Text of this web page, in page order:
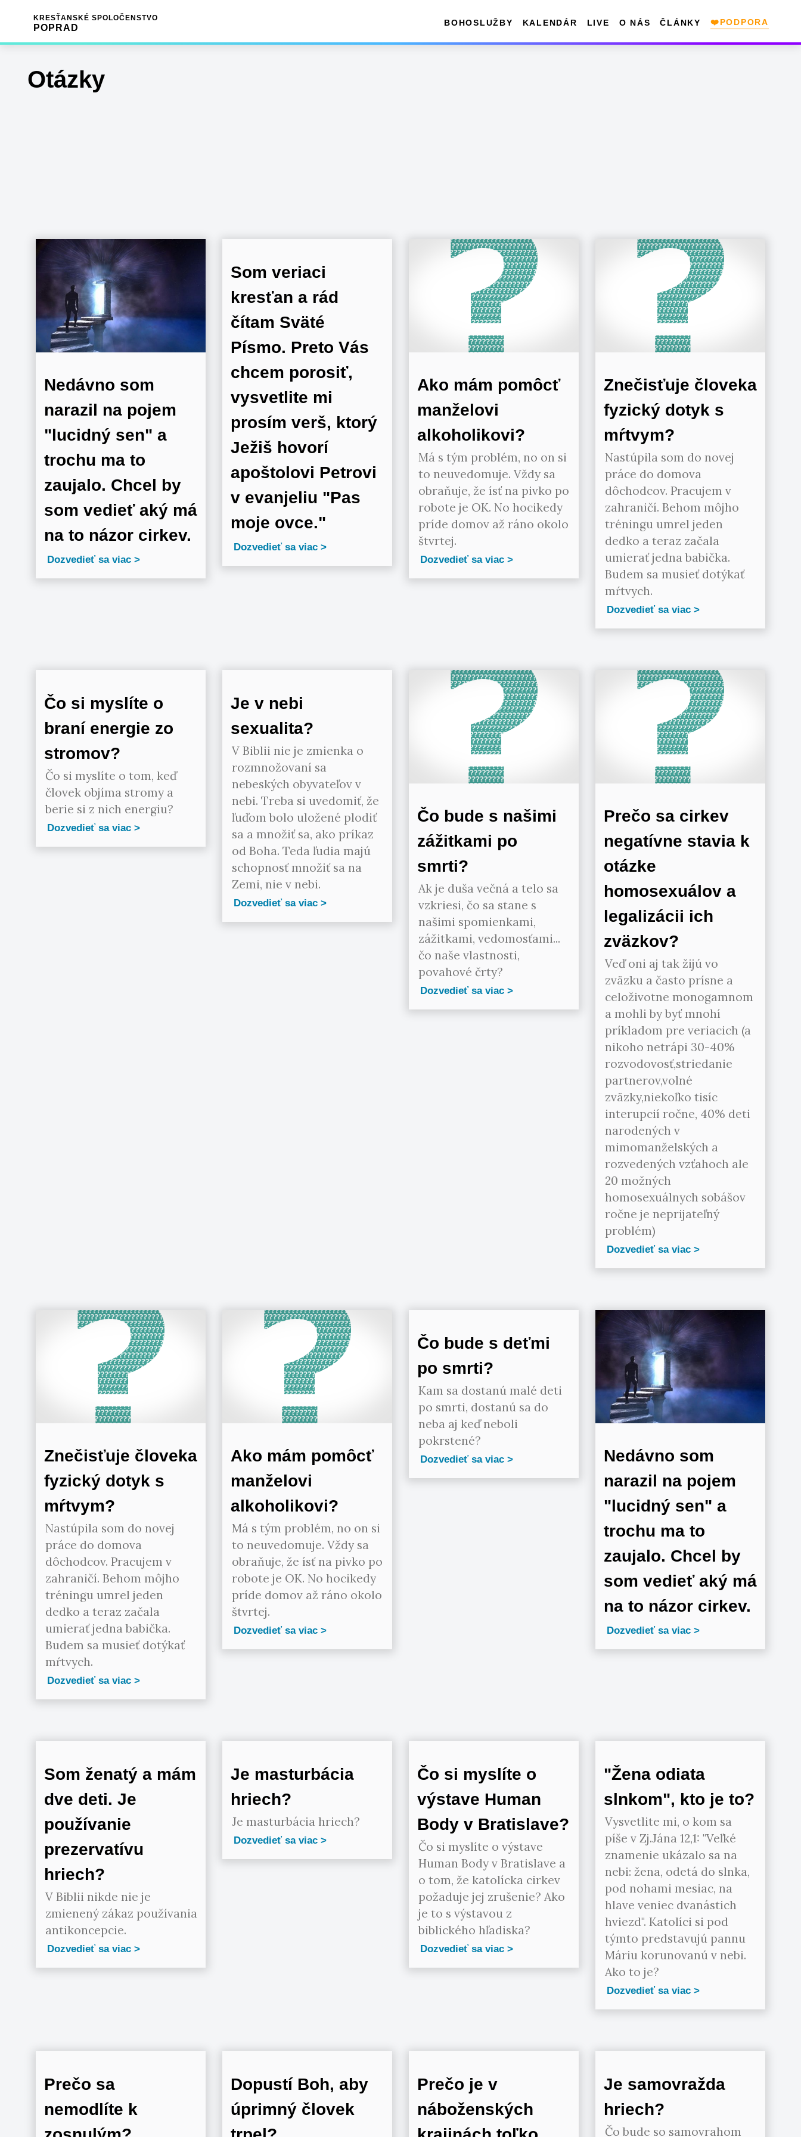
KRESŤANSKÉ SPOLOČENSTVO
POPRAD
BOHOSLUŽBY KALENDÁR LIVE O NÁS ČLÁNKY ❤️PODPORA
Otázky
Nedávno som
narazil na pojem
"lucidný sen" a
trochu ma to
zaujalo. Chcel by
som vedieť aký má
na to názor cirkev.
Dozvedieť sa viac
Som veriaci
kresťan a rád
čítam Sväté
Písmo. Preto Vás
chcem porosiť,
vysvetlite mi
prosím verš, ktorý
Ježiš hovorí
apoštolovi Petrovi
v evanjeliu "Pas
moje ovce."
Dozvedieť sa viac
Ako mám pomôcť
manželovi
alkoholikovi?
Má s tým problém, no on si
to neuvedomuje. Vždy sa
obraňuje, že ísť na pivko po
robote je OK. No hocikedy
príde domov až ráno okolo
štvrtej.
Dozvedieť sa viac
Znečisťuje človeka
fyzický dotyk s
mŕtvym?
Nastúpila som do novej
práce do domova
dôchodcov. Pracujem v
zahraničí. Behom môjho
tréningu umrel jeden
dedko a teraz začala
umierať jedna babička.
Budem sa musieť dotýkať
mŕtvych.
Dozvedieť sa viac
Čo si myslíte o
braní energie zo
stromov?
Čo si myslíte o tom, keď
človek objíma stromy a
berie si z nich energiu?
Dozvedieť sa viac
Je v nebi
sexualita?
V Biblii nie je zmienka o
rozmnožovaní sa
nebeských obyvateľov v
nebi. Treba si uvedomiť, že
ľuďom bolo uložené plodiť
sa a množiť sa, ako príkaz
od Boha. Teda ľudia majú
schopnosť množiť sa na
Zemi, nie v nebi.
Dozvedieť sa viac
Čo bude s našimi
zážitkami po
smrti?
Ak je duša večná a telo sa
vzkriesi, čo sa stane s
našimi spomienkami,
zážitkami, vedomosťami...
čo naše vlastnosti,
povahové črty?
Dozvedieť sa viac
Prečo sa cirkev
negatívne stavia k
otázke
homosexuálov a
legalizácii ich
zväzkov?
Veď oni aj tak žijú vo
zväzku a často prísne a
celoživotne monogamnom
a mohli by byť mnohí
príkladom pre veriacich (a
nikoho netrápi 30-40%
rozvodovosť,striedanie
partnerov,volné
zväzky,niekoľko tisíc
interupcií ročne, 40% deti
narodených v
mimomanželských a
rozvedených vzťahoch ale
20 možných
homosexuálnych sobášov
ročne je neprijateľný
problém)
Dozvedieť sa viac
Znečisťuje človeka
fyzický dotyk s
mŕtvym?
Nastúpila som do novej
práce do domova
dôchodcov. Pracujem v
zahraničí. Behom môjho
tréningu umrel jeden
dedko a teraz začala
umierať jedna babička.
Budem sa musieť dotýkať
mŕtvych.
Dozvedieť sa viac
Ako mám pomôcť
manželovi
alkoholikovi?
Má s tým problém, no on si
to neuvedomuje. Vždy sa
obraňuje, že ísť na pivko po
robote je OK. No hocikedy
príde domov až ráno okolo
štvrtej.
Dozvedieť sa viac
Čo bude s deťmi
po smrti?
Kam sa dostanú malé deti
po smrti, dostanú sa do
neba aj keď neboli
pokrstené?
Dozvedieť sa viac
Nedávno som
narazil na pojem
"lucidný sen" a
trochu ma to
zaujalo. Chcel by
som vedieť aký má
na to názor cirkev.
Dozvedieť sa viac
Som ženatý a mám
dve deti. Je
používanie
prezervatívu
hriech?
V Biblii nikde nie je
zmienený zákaz používania
antikoncepcie.
Dozvedieť sa viac
Je masturbácia
hriech?
Je masturbácia hriech?
Dozvedieť sa viac
Čo si myslíte o
výstave Human
Body v Bratislave?
Čo si myslíte o výstave
Human Body v Bratislave a
o tom, že katolícka cirkev
požaduje jej zrušenie? Ako
je to s výstavou z
biblického hľadiska?
Dozvedieť sa viac
"Žena odiata
slnkom", kto je to?
Vysvetlite mi, o kom sa
píše v Zj.Jána 12,1: "Veľké
znamenie ukázalo sa na
nebi: žena, odetá do slnka,
pod nohami mesiac, na
hlave veniec dvanástich
hviezd". Katolíci si pod
týmto predstavujú pannu
Máriu korunovanú v nebi.
Ako to je?
Dozvedieť sa viac
Prečo sa
nemodlíte k
Dopustí Boh, aby
úprimný človek
Prečo je v
náboženských
Je samovražda
hriech?
Čo bude so samovrahom